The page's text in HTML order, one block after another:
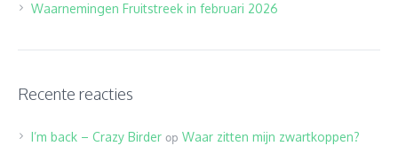
Waarnemingen Fruitstreek in februari 2026
Recente reacties
I’m back – Crazy Birder op Waar zitten mijn zwartkoppen?